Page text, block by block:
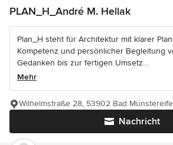
PLAN_H_André M. Hellak
Plan_H steht für Architektur mit klarer
Kompetenz und persönlicher Begleitung
Gedanken bis zur fertigen Umsetz...
Mehr
Nachricht
Wilhelmstraße 28, 53902 Bad